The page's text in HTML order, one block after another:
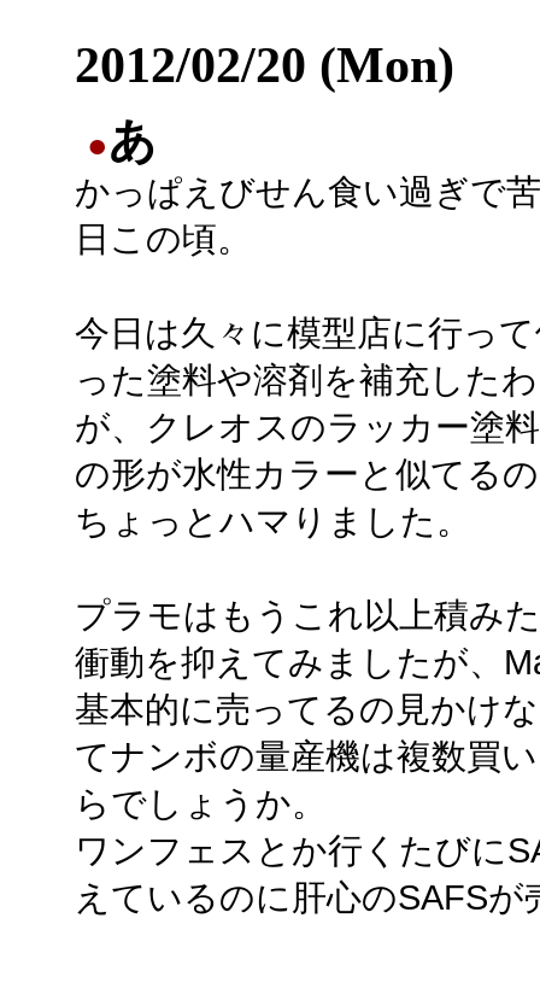
2012/02/20 (Mon)
●あ
かっぱえびせん食い過ぎで
日この頃。
今日は久々に模型店に行っ
った塗料や溶剤を補充した
が、クレオスのラッカー塗
の形が水性カラーと似てる
ちょっとハマりました。
プラモはもうこれ以上積み
衝動を抑えてみましたが、
基本的に売ってるの見かけ
てナンボの量産機は複数買
らでしょうか。
ワンフェスとか行くたびに
えているのに肝心のSAFS